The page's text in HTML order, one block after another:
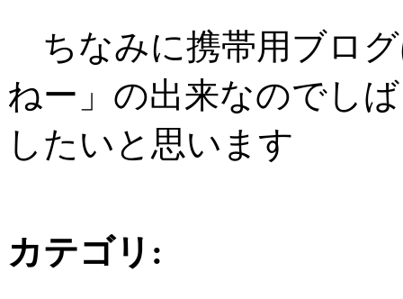
ちなみに携帯用ブロ
ねー」の出来なのでし
したいと思います
カテゴリ :